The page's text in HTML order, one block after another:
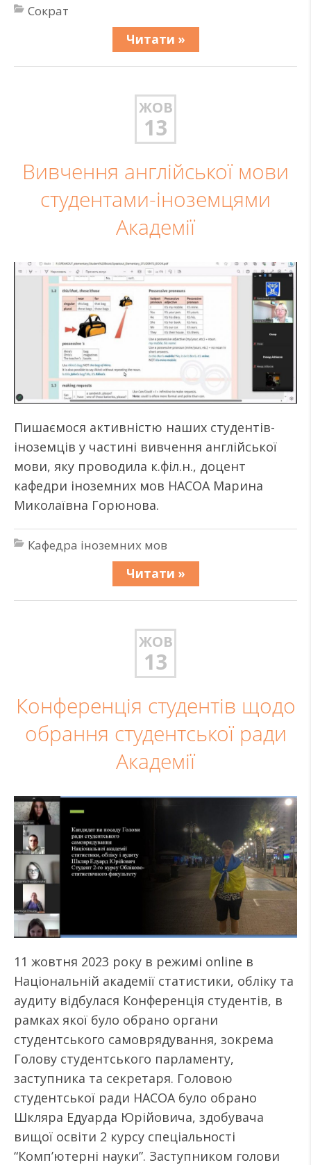
Сократ
Читати »
ЖОВ
13
Вивчення англійської мови
студентами-іноземцями
Академії
Пишаємося активністю наших студентів-
іноземців у частині вивчення англійської
мови, яку проводила к.філ.н., доцент
кафедри іноземних мов НАСОА Марина
Миколаївна Горюнова.
Кафедра іноземних мов
Читати »
ЖОВ
13
Конференція студентів щодо
обрання студентської ради
Академії
11 жовтня 2023 року в режимі online в
Національній академії статистики, обліку та
аудиту відбулася Конференція студентів, в
рамках якої було обрано органи
студентського самоврядування, зокрема
Голову студентського парламенту,
заступника та секретаря. Головою
студентської ради НАСОА було обрано
Шкляра Едуарда Юрійовича, здобувача
вищої освіти 2 курсу спеціальності
“Комп’ютерні науки”. Заступником голови